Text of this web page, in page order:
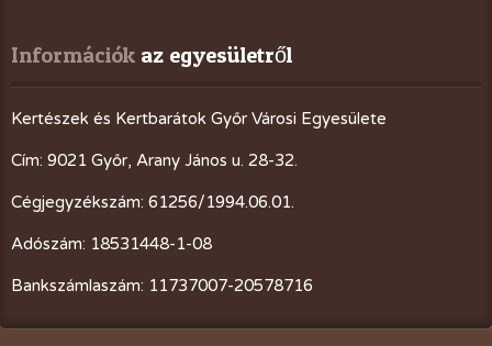
Információk az egyesületről
Kertészek és Kertbarátok Győr Városi Egyesülete
Cím: 9021 Győr, Arany János u. 28-32.
Cégjegyzékszám: 61256/1994.06.01.
Adószám: 18531448-1-08
Bankszámlaszám: 11737007-20578716